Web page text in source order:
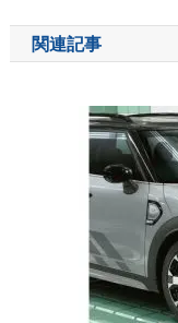
ナ
ビ
関連記事